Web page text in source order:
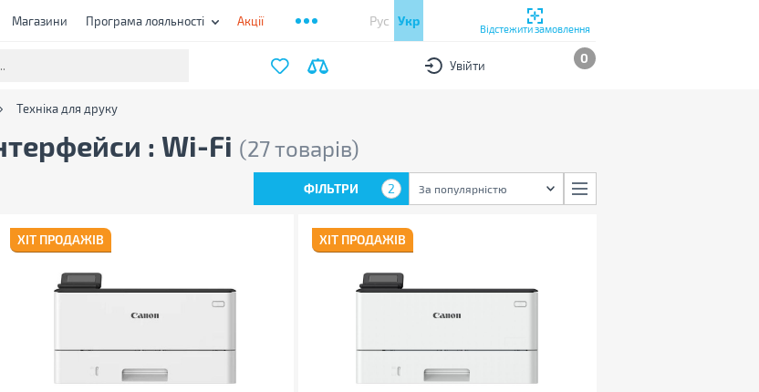
Магазини Програма лояльності Акції Рус Укр
Відстежити замовлення
Увійти 0
Техніка для друку
: Wi-Fi (27 товарів)
ФІЛЬТРИ 2 За популярністю
ХІТ ПРОДАЖІВ ХІТ ПРОДАЖІВ